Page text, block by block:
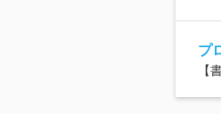
プ
【